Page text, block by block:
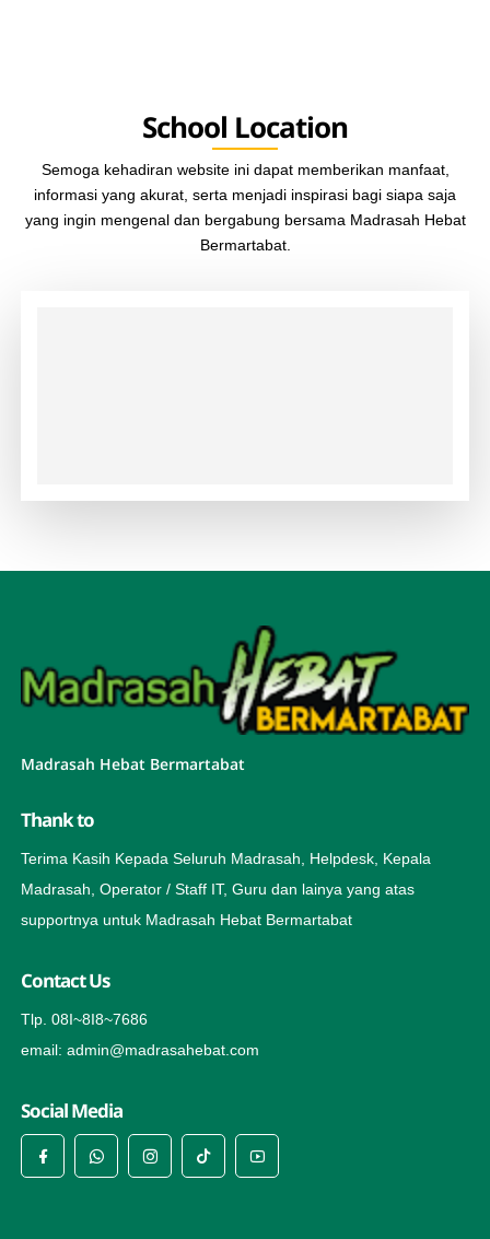
School Location
Semoga kehadiran website ini dapat memberikan manfaat,
informasi yang akurat, serta menjadi inspirasi bagi siapa saja
yang ingin mengenal dan bergabung bersama Madrasah Hebat
Bermartabat.
Madrasah Hebat Bermartabat
Thank to
Terima Kasih Kepada Seluruh Madrasah, Helpdesk, Kepala
Madrasah, Operator / Staff IT, Guru dan lainya yang atas
supportnya untuk Madrasah Hebat Bermartabat
Contact Us
Tlp. 08I~8I8~7686
email: admin@madrasahebat.com
Social Media